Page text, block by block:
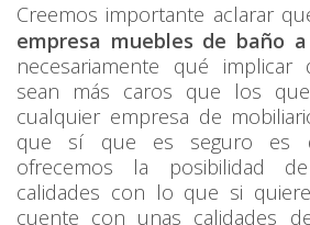
Creemos importante aclarar
empresa muebles de baño
necesariamente qué
sean más caros que los
cualquier empresa de
que sí que es seguro es
ofrecemos la posibilidad
calidades con lo que si
cuente con unas calidades